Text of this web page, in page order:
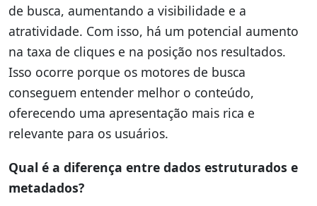
de busca, aumentando a visibilidade e a
atratividade. Com isso, há um potencial aumento
na taxa de cliques e na posição nos resultados.
Isso ocorre porque os motores de busca
conseguem entender melhor o conteúdo,
oferecendo uma apresentação mais rica e
relevante para os usuários.
Qual é a diferença entre dados estruturados e
metadados?